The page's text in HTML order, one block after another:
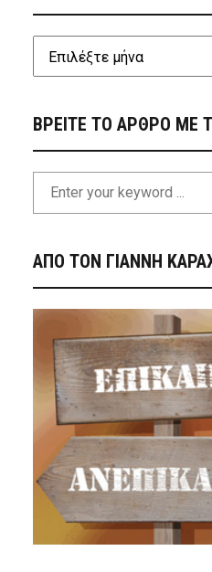
ΒΡΕΙΤΕ ΤΟ ΑΡΘΡΟ ΜΕ
ΑΠΟ ΤΟΝ ΓΙΑΝΝΗ